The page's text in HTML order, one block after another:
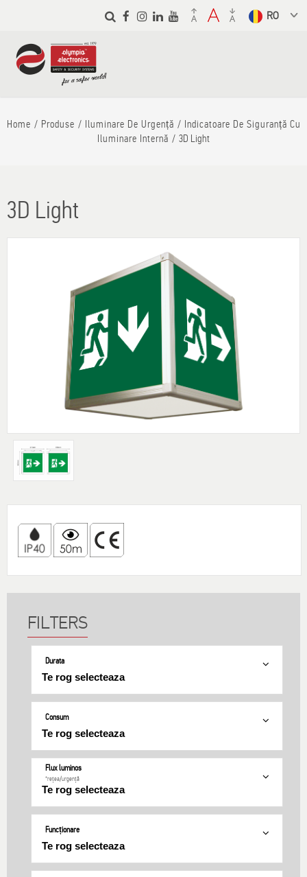
Skip to
main
Home Produse Iluminare De Urgență
Indicatoare De Siguranță Cu
Iluminare Internă
3D Light
3D Light
Durata
Consum
Flux luminos
*rețea/urgență
Funcționare